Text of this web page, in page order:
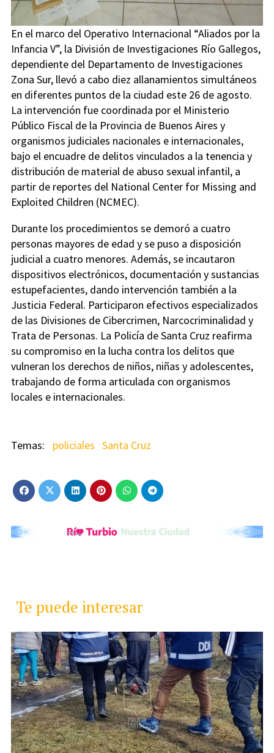
En el marco del Operativo Internacional “Aliados por la
Infancia V”, la División de Investigaciones Río Gallegos,
dependiente del Departamento de Investigaciones
Zona Sur, llevó a cabo diez allanamientos simultáneos
en diferentes puntos de la ciudad este 26 de agosto.
La intervención fue coordinada por el Ministerio
Público Fiscal de la Provincia de Buenos Aires y
organismos judiciales nacionales e internacionales,
bajo el encuadre de delitos vinculados a la tenencia y
distribución de material de abuso sexual infantil, a
partir de reportes del National Center for Missing and
Exploited Children (NCMEC).
Durante los procedimientos se demoró a cuatro
personas mayores de edad y se puso a disposición
judicial a cuatro menores. Además, se incautaron
dispositivos electrónicos, documentación y sustancias
estupefacientes, dando intervención también a la
Justicia Federal. Participaron efectivos especializados
de las Divisiones de Cibercrimen, Narcocriminalidad y
Trata de Personas. La Policía de Santa Cruz reafirma
su compromiso en la lucha contra los delitos que
vulneran los derechos de niños, niñas y adolescentes,
trabajando de forma articulada con organismos
locales e internacionales.
policiales Santa Cruz
Te puede interesar